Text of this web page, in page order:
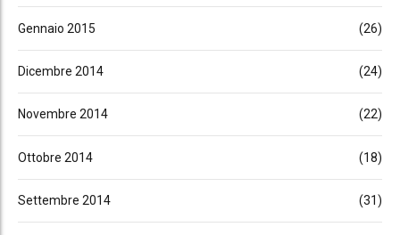
Gennaio 2015 (26)
Dicembre 2014 (24)
Novembre 2014 (22)
Ottobre 2014 (18)
Settembre 2014 (31)